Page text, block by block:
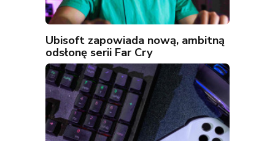
Ubisoft zapowiada nową, ambitną
odsłonę serii Far Cry